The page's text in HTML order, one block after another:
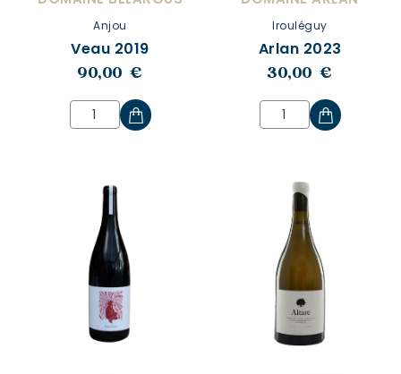
Anjou
Veau 2019
90,00 €
Irouléguy
Arlan 2023
30,00 €